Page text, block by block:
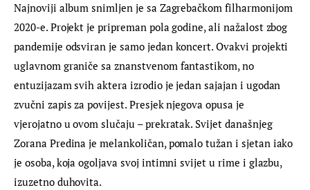
Najnoviji album snimljen je sa Zagrebačkom filharmonijom
2020-e. Projekt je pripreman pola godine, ali nažalost zbog
pandemije odsviran je samo jedan koncert. Ovakvi projekti
uglavnom graniče sa znanstvenom fantastikom, no
entuzijazam svih aktera izrodio je jedan sajajan i ugodan
zvučni zapis za povijest. Presjek njegova opusa je
vjerojatno u ovom slučaju – prekratak. Svijet današnjeg
Zorana Predina je melankoličan, pomalo tužan i sjetan iako
je osoba, koja ogoljava svoj intimni svijet u rime i glazbu,
izuzetno duhovita.